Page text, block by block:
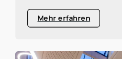
Mehr erfahren